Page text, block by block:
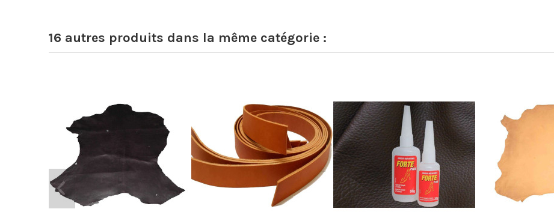
16 autres produits dans la même catégorie :